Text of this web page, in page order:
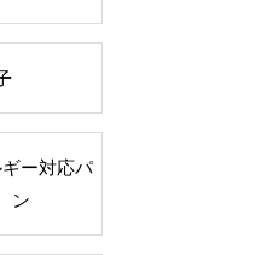
ー対応パ
ン